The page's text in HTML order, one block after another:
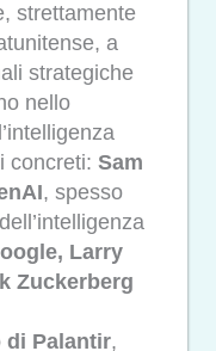
strettamente
a
strategiche
nello
concreti: Sam
, spesso
Larry
Zuckerberg
di Palantir,